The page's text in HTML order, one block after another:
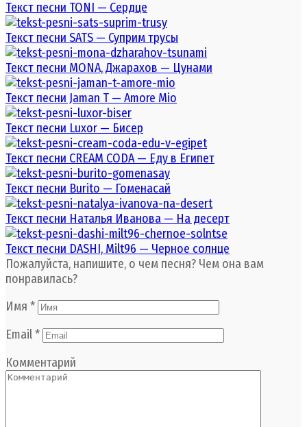
Текст песни TONI — Сердце
Текст песни SATS — Суприм трусы
Текст песни MONA, Джарахов — Цунами
Текст песни Jaman T — Amore Mio
Текст песни Luxor — Бисер
Текст песни CREAM CODA — Еду в Египет
Текст песни Burito — Гоменасай
Текст песни Наталья Иванова — На десерт
Текст песни DASHI, Milt96 — Черное солнце
Пожалуйста, напишите, о чем песня? Чем она вам
понравилась?
Имя *
Email*
Комментарий